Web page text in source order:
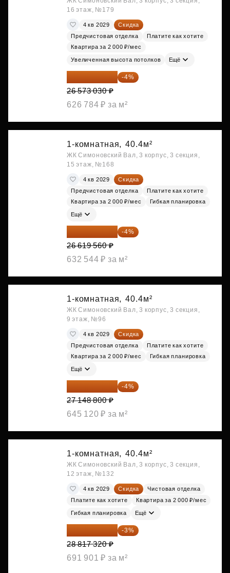
16 этаж, №179
4 кв 2029
Скидка
Предчистовая отделка
Платите как хотите
Квартира за 2 000 ₽/мес
Увеличенная высота потолков Ещё
25 510 109 ₽ -4%
26 573 030 ₽
626 784 ₽ за м²
1-комнатная, 40.4м²
ЖК Симоновский Вал, 3 корпус, 3 секция,
15 этаж, №168
4 кв 2029
Скидка
Предчистовая отделка
Платите как хотите
Квартира за 2 000 ₽/мес
Гибкая планировка
Ещё
25 554 778 ₽ -4%
26 619 560 ₽
632 544 ₽ за м²
1-комнатная, 40.4м²
ЖК Симоновский Вал, 3 корпус, 3 секция,
9 этаж, №96
4 кв 2029
Скидка
Предчистовая отделка
Платите как хотите
Квартира за 2 000 ₽/мес
Гибкая планировка
Ещё
26 062 848 ₽ -4%
27 148 800 ₽
645 120 ₽ за м²
1-комнатная, 40.4м²
ЖК Симоновский Вал, 3 корпус, 3 секция,
12 этаж, №132
4 кв 2029 Скидка
Чистовая отделка
Платите как хотите
Квартира за 2 000 ₽/мес
Гибкая планировка Ещё
27 952 800 ₽ -3%
28 817 320 ₽
691 901 ₽ за м²